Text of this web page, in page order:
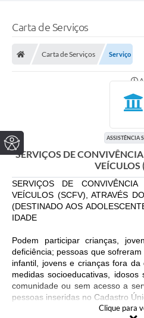
Carta de Serviços
Carta de Serviços Serviço
ASSISTÊNCIA
SERVIÇOS DE
VEÍCULOS
SERVIÇOS DE
VEÍCULOS (SCFV), ATRAVÉS
(DESTINADO AOS
IDADE
Podem participar crianças,
deficiência; pessoas que
infantil, jovens e crianças fora
medidas socioeducativas,
comunidade ou sem acesso a
pessoas inseridas no Cadastro
Clique para